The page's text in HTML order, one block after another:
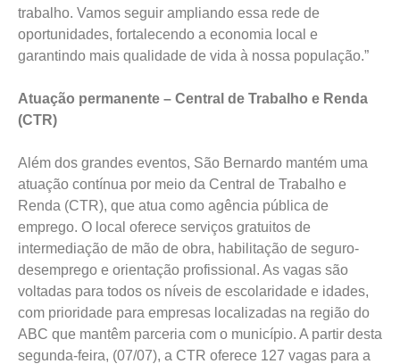
trabalho. Vamos seguir ampliando essa rede de
oportunidades, fortalecendo a economia local e
garantindo mais qualidade de vida à nossa população.”
Atuação permanente – Central de Trabalho e Renda
(CTR)
Além dos grandes eventos, São Bernardo mantém uma
atuação contínua por meio da Central de Trabalho e
Renda (CTR), que atua como agência pública de
emprego. O local oferece serviços gratuitos de
intermediação de mão de obra, habilitação de seguro-
desemprego e orientação profissional. As vagas são
voltadas para todos os níveis de escolaridade e idades,
com prioridade para empresas localizadas na região do
ABC que mantêm parceria com o município. A partir desta
segunda-feira, (07/07), a CTR oferece 127 vagas para a